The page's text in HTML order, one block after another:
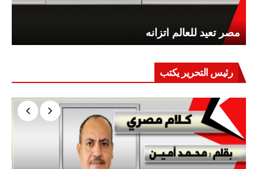
مصر تعيد للعالم اتزانه
رئيس التحرير يكتب